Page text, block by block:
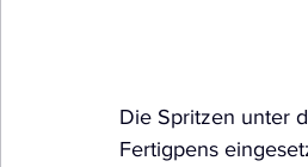
Die Spritzen unter
Fertigpens